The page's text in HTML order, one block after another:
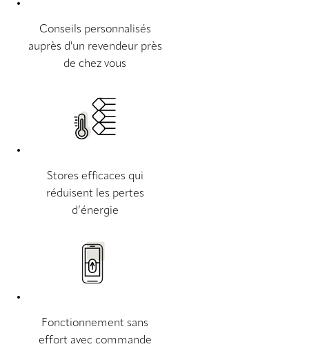
Conseils personnalisés
auprès d'un revendeur près
de chez vous
Stores efficaces qui
réduisent les pertes
d’énergie
Fonctionnement sans
effort avec commande